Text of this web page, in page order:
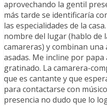
aprovechando la gentil
más tarde se identificaría
las especialidades de la
nombre del lugar (hablo de
camareras) y combinan una
asadas. Me incline por papa
gratinado. La camarera-
que es cantante y que
para contactarse con
presencia no dudo que lo